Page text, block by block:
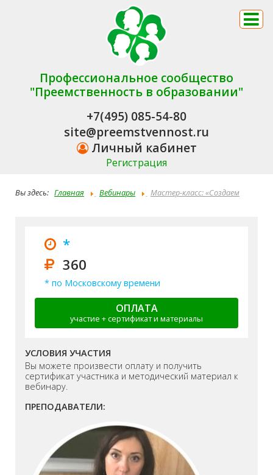
Профессиональное сообщество
"Преемственность в образовании"
+7(495) 085-54-80
site@preemstvennost.ru
Личный кабинет
Регистрация
Вы здесь: Главная Вебинары
Мастер-класс: «Создаем
*
360
* по Московскому времени
ОПЛАТА
участие + сертификат и материалы
УСЛОВИЯ УЧАСТИЯ
Вы можете произвести оплату и получить
сертификат участника и методический материал к
вебинару.
ПРЕПОДАВАТЕЛИ: